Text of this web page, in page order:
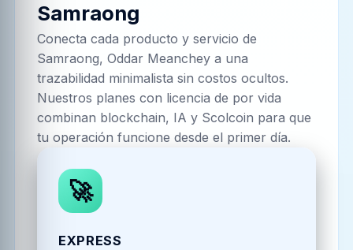
Samraong
Conecta cada producto y servicio de
Samraong, Oddar Meanchey a una
trazabilidad minimalista sin costos ocultos.
Nuestros planes con licencia de por vida
combinan blockchain, IA y Scolcoin para que
tu operación funcione desde el primer día.
🚀
EXPRESS